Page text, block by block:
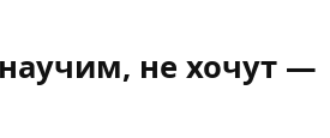
не хочут —